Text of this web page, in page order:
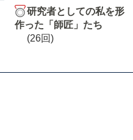
研究者としての私を形
作った「師匠」たち
(26回)